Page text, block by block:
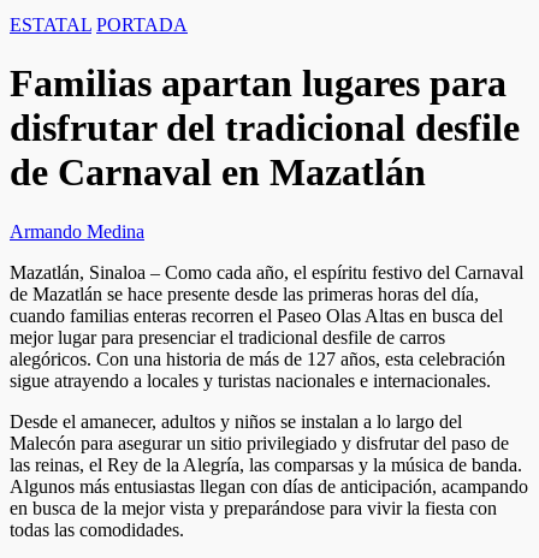
ESTATAL PORTADA
Familias apartan lugares para
disfrutar del tradicional desfile
de Carnaval en Mazatlán
Armando Medina
Mazatlán, Sinaloa – Como cada año, el espíritu festivo del Carnaval
de Mazatlán se hace presente desde las primeras horas del día,
cuando familias enteras recorren el Paseo Olas Altas en busca del
mejor lugar para presenciar el tradicional desfile de carros
alegóricos. Con una historia de más de 127 años, esta celebración
sigue atrayendo a locales y turistas nacionales e internacionales.
Desde el amanecer, adultos y niños se instalan a lo largo del
Malecón para asegurar un sitio privilegiado y disfrutar del paso de
las reinas, el Rey de la Alegría, las comparsas y la música de banda.
Algunos más entusiastas llegan con días de anticipación, acampando
en busca de la mejor vista y preparándose para vivir la fiesta con
todas las comodidades.